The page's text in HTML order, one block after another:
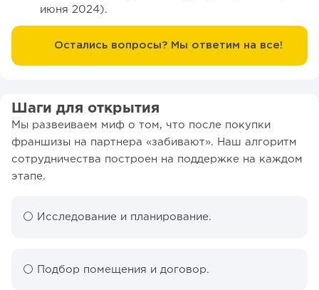
июня 2024).
Остались вопросы? Мы ответим на все!
Шаги для открытия
Мы развеиваем миф о том, что после покупки
франшизы на партнера «забивают». Наш алгоритм
сотрудничества построен на поддержке на каждом
этапе.
⚪️ Исследование и планирование.
⚪️ Подбор помещения и договор.